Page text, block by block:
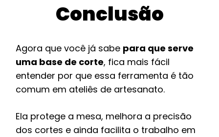
Conclusão
Agora que você já sabe para que serve
uma base de corte, fica mais fácil
entender por que essa ferramenta é tão
comum em ateliês de artesanato.
Ela protege a mesa, melhora a precisão
dos cortes e ainda facilita o trabalho em